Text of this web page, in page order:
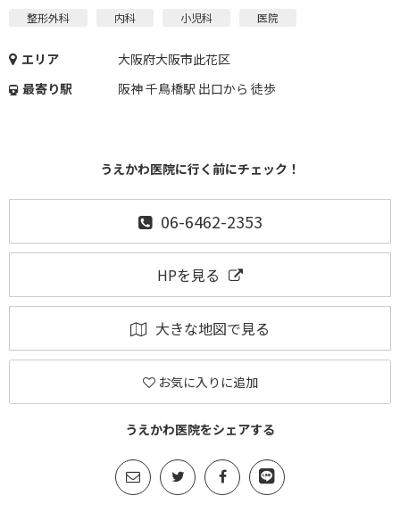
整形外科 内科 小児科 医院
エリア
大阪府大阪市此花区
最寄り駅
阪神 千鳥橋駅 出口から 徒歩
うえかわ医院に行く前にチェック！
06-6462-2353
HPを見る
大きな地図で見る
お気に入りに追加
うえかわ医院をシェアする